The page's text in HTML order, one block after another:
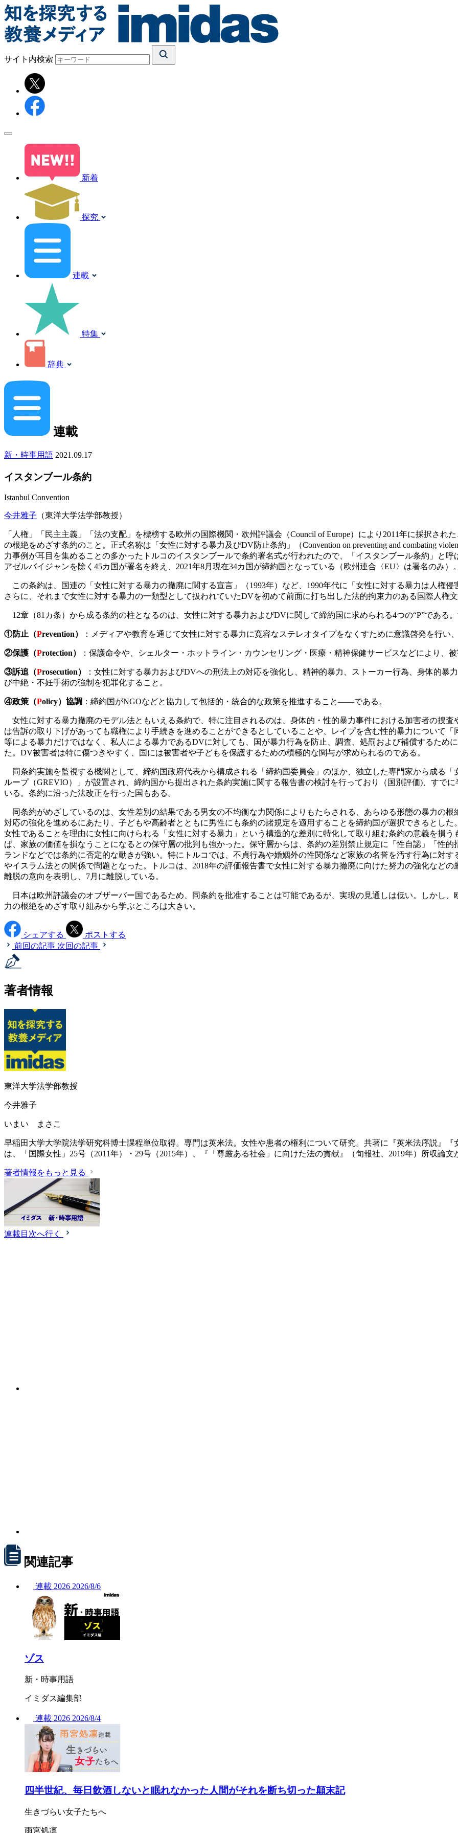
サイト内検索
新着
探究
連載
特集
辞典
連載
新・時事用語 2021.09.17
イスタンブール条約
Istanbul Convention
今井雅子 （東洋大学法学部教授）
「人権」「民主主義」「法の支配」を標榜する欧州の国際機関・欧州評議会（Council of Europe）により2011年に採択さ
の根絶をめざす条約のこと。正式名称は「女性に対する暴力及びDV防止条約」（Convention on preventing and combating
力事例が耳目を集めることの多かったトルコのイスタンブールで条約署名式が行われたので、「イスタンブール条約」と
アゼルバイジャンを除く45カ国が署名を終え、2021年8月現在34カ国が締約国となっている（欧州連合〈EU〉は署名のみ）
この条約は、国連の「女性に対する暴力の撤廃に関する宣言」（1993年）など、1990年代に「女性に対する暴力は人権
さらに、それまで女性に対する暴力の一類型として扱われていたDVを初めて前面に打ち出した法的拘束力のある国際人権
12章（81カ条）から成る条約の柱となるのは、女性に対する暴力およびDVに関して締約国に求められる4つの“P”である
①防止（Prevention） ：メディアや教育を通じて女性に対する暴力に寛容なステレオタイプをなくすために意識啓発を行い
②保護（Protection） ：保護命令や、シェルター・ホットライン・カウンセリング・医療・精神保健サービスなどにより、
③訴追（Prosecution）
：女性に対する暴力およびDVへの刑法上の対応を強化し、精神的暴力、ストーカー行為、身体的暴
び中絶・不妊手術の強制を犯罪化すること。
④政策（Policy）協調 ：締約国がNGOなどと協力して包括的・統合的な政策を推進すること――である。
女性に対する暴力撤廃のモデル法ともいえる条約で、特に注目されるのは、身体的・性的暴力事件における加害者の捜
は告訴の取り下げがあっても職権により手続きを進めることができるとしていることや、レイプを含む性的暴力について
等による暴力だけではなく、私人による暴力であるDVに対しても、国が暴力行為を防止、調査、処罰および補償するため
た。DV被害者は特に傷つきやすく、国には被害者や子どもを保護するための積極的な関与が求められるのである。
同条約実施を監視する機関として、締約国政府代表から構成される「締約国委員会」のほか、独立した専門家から成る
ループ（GREVIO）」が設置され、締約国から提出された条約実施に関する報告書の検討を行っており（国別評価)、すで
いる。条約に沿った法改正を行った国もある。
同条約がめざしているのは、女性差別の結果である男女の不均衡な力関係によりもたらされる、あらゆる形態の暴力の
対応の強化を進めるにあたり、子どもや高齢者とともに男性にも条約の諸規定を適用することを締約国が選択できるとし
女性であることを理由に女性に向けられる「女性に対する暴力」という構造的な差別に特化して取り組む条約の意義を損
ば、家族の価値を損なうことになるとの保守層の批判も強かった。保守層からは、条約の差別禁止規定に「性自認」「性
ランドなどでは条約に否定的な動きが強い。特にトルコでは、不貞行為や婚姻外の性関係など家族の名誉を汚す行為に対
やイスラム法との関係で問題となった。トルコは、2018年の評価報告書で女性に対する暴力撤廃に向けた努力の強化など
離脱の意向を表明し、7月に離脱している。
日本は欧州評議会のオブザーバー国であるため、同条約を批准することは可能であるが、実現の見通しは低い。しかし
力の根絶をめざす取り組みから学ぶところは大きい。
シェアする
ポストする
前回の記事 次回の記事
著者情報
東洋大学法学部教授
今井雅子
いまい まさこ
早稲田大学大学院法学研究科博士課程単位取得。専門は英米法。女性や患者の権利について研究。共著に『英米法序説』
は、「国際女性」25号（2011年）・29号（2015年）、『「尊厳ある社会」に向けた法の貢献』（旬報社、2019年）所収論文
著者情報をもっと見る
連載目次へ行く
関連記事
連載 2026 2026/8/6
ゾス
新・時事用語
イミダス編集部
連載 2026 2026/8/4
四半世紀、毎日飲酒しないと眠れなかった人間がそれを断ち切った顛末記
生きづらい女子たちへ
雨宮処凛